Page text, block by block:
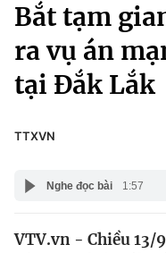
Chuyên mục
Chính trị
Pháp luật
Kinh tế
Thể thao
Truyền hình
Giáo dục
Bắt tạm
ra vụ án
tại Đắk Lắk
TTXVN
Nghe đọc bài 1:57
VTV.vn - Chiều 13/